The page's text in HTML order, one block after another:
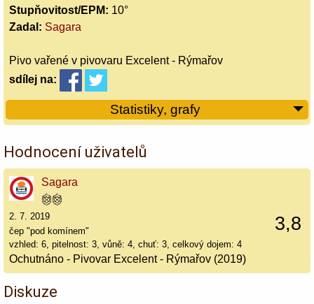
Stupňovitost/EPM: 10°
Zadal: Sagara
Pivo vařené v pivovaru Excelent - Rýmařov
sdílej na:
Statistiky, grafy
Hodnocení uživatelů
Sagara
3,8
2. 7. 2019
čep "pod komínem"
vzhled: 6, pitelnost: 3, vůně: 4, chuť: 3, celkový dojem: 4
Ochutnáno - Pivovar Excelent - Rýmařov (2019)
Diskuze